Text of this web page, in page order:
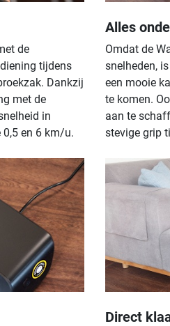
de
tijdens
Dankzij
met de
in
en 6 km/u.
Alles
Omdat de
snelheden,
een mooie
te komen.
aan te
stevige grip
Direct